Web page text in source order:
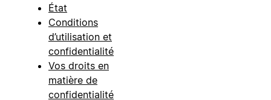
État
Conditions
d’utilisation et
confidentialité
Vos droits en
matière de
confidentialité